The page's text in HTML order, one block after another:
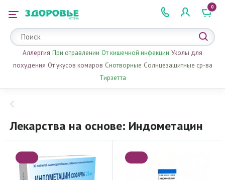
2 505 505
0
Аллергия При отравлении От кишечной инфекции Уколы для
похудения От укусов комаров Снотворные Солнцезащитные ср-ва
Тирзетта
Лекарства на основе: Индометацин